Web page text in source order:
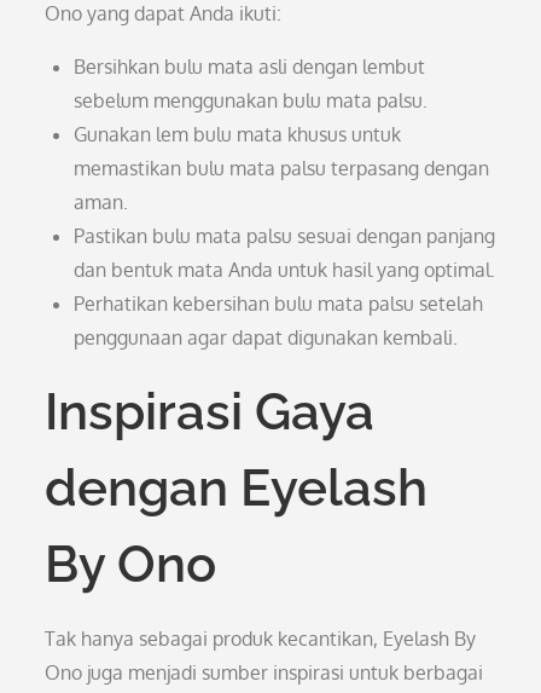
Ono yang dapat Anda ikuti:
Bersihkan bulu mata asli dengan lembut
sebelum menggunakan bulu mata palsu.
Gunakan lem bulu mata khusus untuk
memastikan bulu mata palsu terpasang dengan
aman.
Pastikan bulu mata palsu sesuai dengan panjang
dan bentuk mata Anda untuk hasil yang optimal.
Perhatikan kebersihan bulu mata palsu setelah
penggunaan agar dapat digunakan kembali.
Inspirasi Gaya
dengan Eyelash
By Ono
Tak hanya sebagai produk kecantikan, Eyelash By
Ono juga menjadi sumber inspirasi untuk berbagai